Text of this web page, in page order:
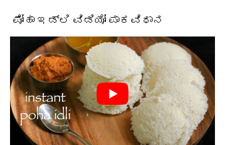
ಪೋಹಾ ಇಡ್ಲಿ ವಿಡಿಯೋ ಪಾಕವಿಧಾನ